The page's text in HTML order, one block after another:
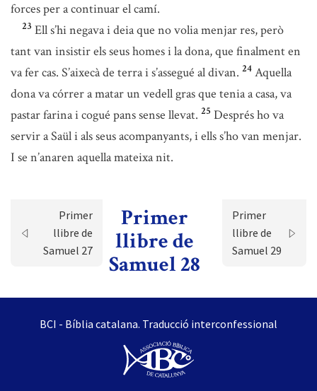
forces per a continuar el camí.
23 Ell s’hi negava i deia que no volia menjar res, però
tant van insistir els seus homes i la dona, que finalment en
va fer cas. S’aixecà de terra i s’assegué al divan. 24 Aquella
dona va córrer a matar un vedell gras que tenia a casa, va
pastar farina i cogué pans sense llevat. 25 Després ho va
servir a Saül i als seus acompanyants, i ells s’ho van menjar.
I se n’anaren aquella mateixa nit.
Primer
llibre de
Samuel 27
Primer
llibre de
Samuel 28
Primer
llibre de
Samuel 29
BCI - Bíblia catalana. Traducció interconfessional